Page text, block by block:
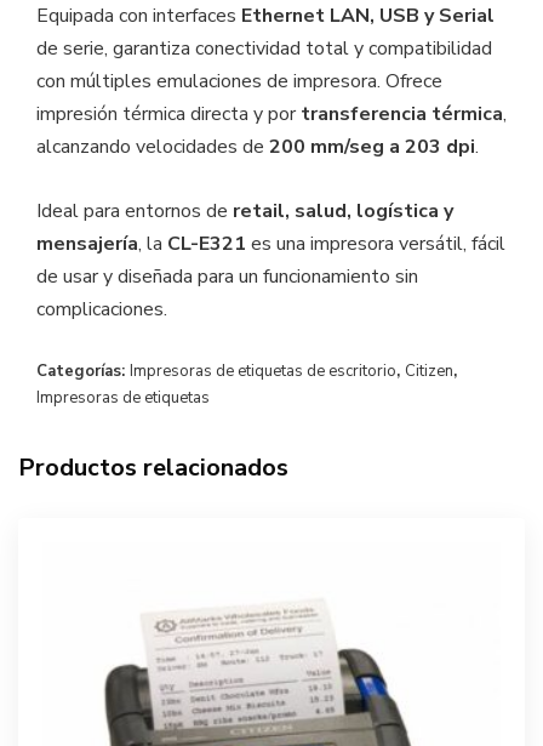
Equipada con interfaces Ethernet LAN, USB y Serial
de serie, garantiza conectividad total y compatibilidad
con múltiples emulaciones de impresora. Ofrece
impresión térmica directa y portransferencia térmica,
alcanzando velocidades de 200 mm/seg a 203 dpi.
Ideal para entornos de retail, salud, logística y
mensajería, la CL-E321 es una impresora versátil, fácil
de usar y diseñada para un funcionamiento sin
complicaciones.
Categorías: Impresoras de etiquetas de escritorio, Citizen,
Impresoras de etiquetas
Productos relacionados